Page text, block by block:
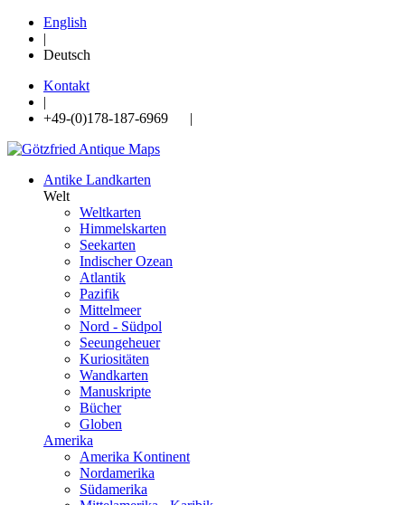
English
|
Deutsch
Kontakt
|
+49-(0)178-187-6969 |
Antike Landkarten
Welt
Weltkarten
Himmelskarten
Seekarten
Indischer Ozean
Atlantik
Pazifik
Mittelmeer
Nord - Südpol
Seeungeheuer
Kuriositäten
Wandkarten
Manuskripte
Bücher
Globen
Amerika
Amerika Kontinent
Nordamerika
Südamerika